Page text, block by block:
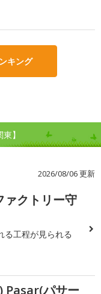
キング
】
2026/08/06 更新
ァクトリー守
る工程が見られる
Pasar(パサー